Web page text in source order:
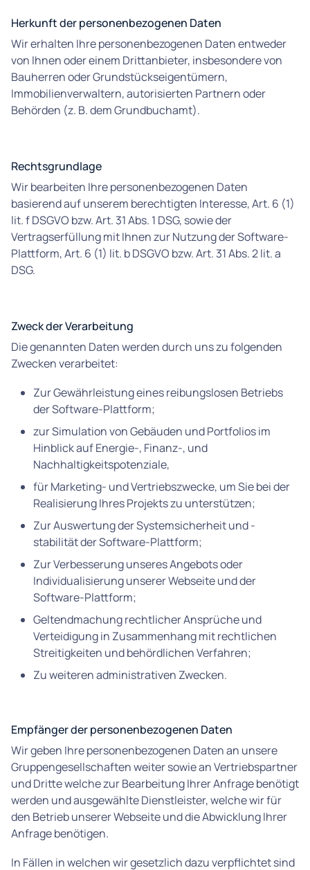
Herkunft der personenbezogenen Daten
Wir erhalten Ihre personenbezogenen Daten entweder
von Ihnen oder einem Drittanbieter, insbesondere von
Bauherren oder Grundstückseigentümern,
Immobilienverwaltern, autorisierten Partnern oder
Behörden (z. B. dem Grundbuchamt).
Rechtsgrundlage
Wir bearbeiten Ihre personenbezogenen Daten
basierend auf unserem berechtigten Interesse, Art. 6 (1)
lit. f DSGVO bzw. Art. 31 Abs. 1 DSG, sowie der
Vertragserfüllung mit Ihnen zur Nutzung der Software-
Plattform, Art. 6 (1) lit. b DSGVO bzw. Art. 31 Abs. 2 lit. a
DSG.
Zweck der Verarbeitung
Die genannten Daten werden durch uns zu folgenden
Zwecken verarbeitet:
Zur Gewährleistung eines reibungslosen Betriebs
der Software-Plattform;
zur Simulation von Gebäuden und Portfolios im
Hinblick auf Energie-, Finanz-, und
Nachhaltigkeitspotenziale,
für Marketing- und Vertriebszwecke, um Sie bei der
Realisierung Ihres Projekts zu unterstützen;
Zur Auswertung der Systemsicherheit und -
stabilität der Software-Plattform;
Zur Verbesserung unseres Angebots oder
Individualisierung unserer Webseite und der
Software-Plattform;
Geltendmachung rechtlicher Ansprüche und
Verteidigung in Zusammenhang mit rechtlichen
Streitigkeiten und behördlichen Verfahren;
Zu weiteren administrativen Zwecken.
Empfänger der personenbezogenen Daten
Wir geben Ihre personenbezogenen Daten an unsere
Gruppengesellschaften weiter sowie an Vertriebspartner
und Dritte welche zur Bearbeitung Ihrer Anfrage benötigt
werden und ausgewählte Dienstleister, welche wir für
den Betrieb unserer Webseite und die Abwicklung Ihrer
Anfrage benötigen.
In Fällen in welchen wir gesetzlich dazu verpflichtet sind